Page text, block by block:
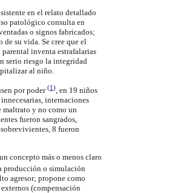
en el relato detallado
patológico consulta en
o signos fabricados;
su vida. Se cree que el
inventa estrafalarias
serio riesgo la integridad
al niño.
por poder(1), en 19 niños
internaciones
maltrato y no como un
fueron sangrados,
8 fueron
concepto más o menos claro
producción o simulación
agresor; propone como
(compensación